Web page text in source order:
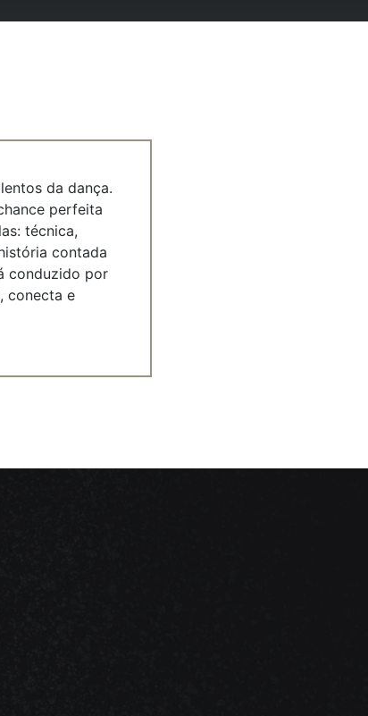
da dança.
perfeita
técnica,
contada
conduzido por
conecta e